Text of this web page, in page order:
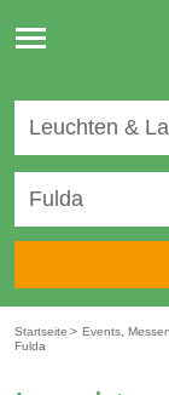
Toggle
navigation
Startseite > Events,
Fulda